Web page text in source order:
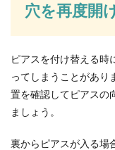
穴を再度開
ピアスを付け替える時
ってしまうことがあり
置を確認してピアスの
ましょう。
裏からピアスが入る場